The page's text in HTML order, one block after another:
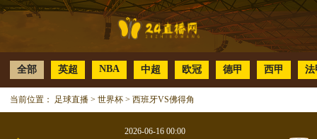
全部 英超 NBA 中超 欧冠 德甲 西甲 法
当前位置： 足球直播 > 世界杯 > 西班牙VS佛得角
2026-06-16 00:00